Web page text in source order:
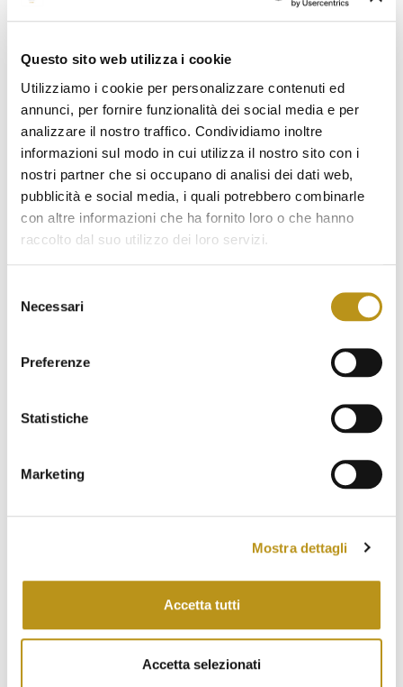
Questo sito web utilizza i cookie
Utilizziamo i cookie per personalizzare contenuti ed
annunci, per fornire funzionalità dei social media e per
analizzare il nostro traffico. Condividiamo inoltre
informazioni sul modo in cui utilizza il nostro sito con i
nostri partner che si occupano di analisi dei dati web,
pubblicità e social media, i quali potrebbero combinarle
con altre informazioni che ha fornito loro o che hanno
raccolto dal suo utilizzo dei loro servizi.
delNecessari
Preferenze
Statistiche
Marketing
Mostra dettagli
Accetta tutti
Accetta selezionati
Aprile 2024
Marzo 2024
Febbraio 2024
Gennaio 2024
Dicembre 2023
Novembre 2023
Ottobre 2023
Giugno 2023
Marzo 2023
Ottobre 2022
Settembre 2022